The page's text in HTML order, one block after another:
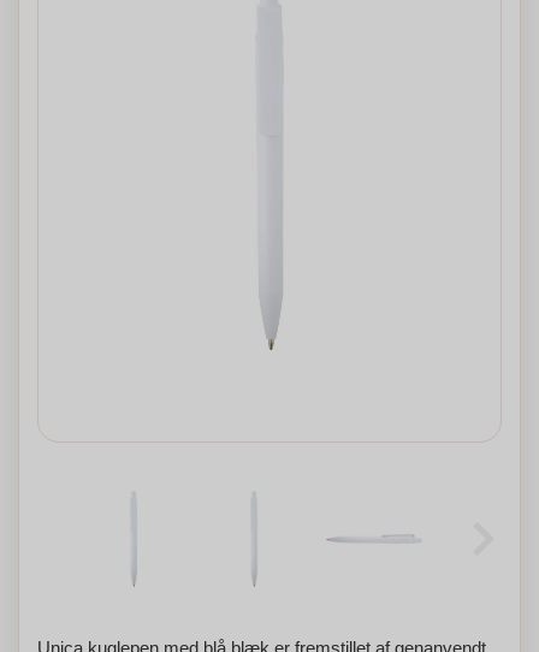
Unica kuglepen med blå blæk er fremstillet af genanvendt